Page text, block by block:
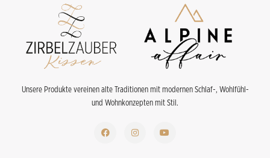
Unsere Produkte vereinen alte Traditionen mit modernen Schlaf-, Wohlfühl-
und Wohnkonzepten mit Stil.